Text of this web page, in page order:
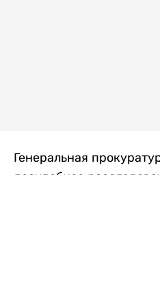
Генеральная
досудебное